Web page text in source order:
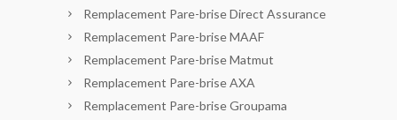
Remplacement Pare-brise Direct Assurance
Remplacement Pare-brise MAAF
Remplacement Pare-brise Matmut
Remplacement Pare-brise AXA
Remplacement Pare-brise Groupama